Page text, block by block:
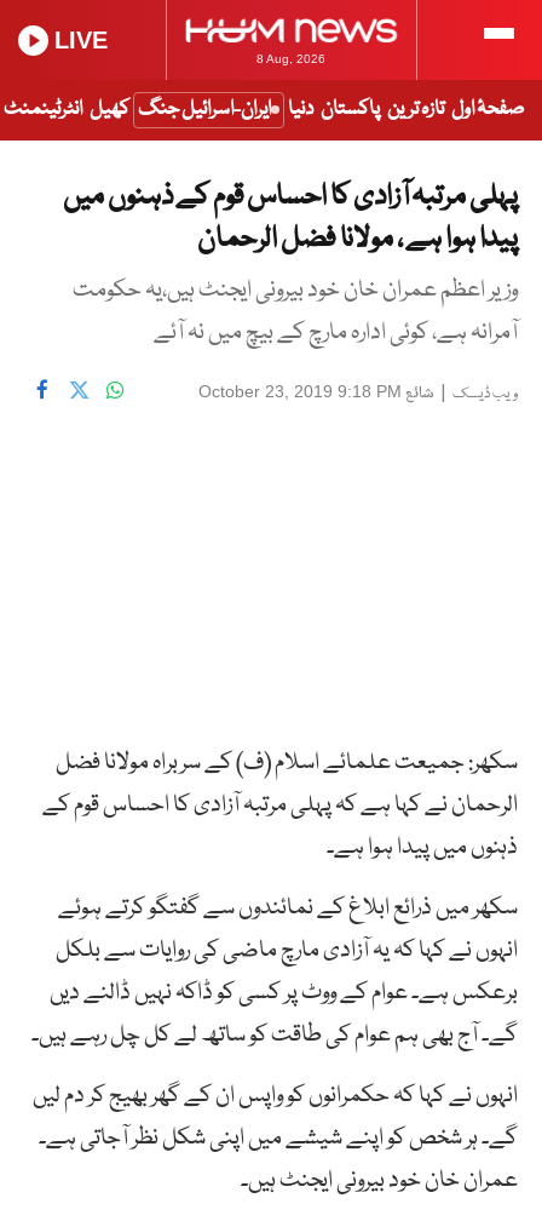
8 Aug, 2026
LIVE
صفحۂ اول تازہ ترین پاکستان دنیا ایران-اسرائیل جنگ کھیل انٹرٹینمنٹ
پہلی مرتبہ آزادی کا احساس قوم کے ذہنوں میں
پیدا ہوا ہے ، مولانا فضل الرحمان
وزیر اعظم عمران خان خود بیرونی ایجنٹ ہیں،یہ حکومت
آمرانہ ہے، کوئی ادارہ مارچ کے بیچ میں نہ آئے
ویب ڈیسک | شائع October 23, 2019 9:18 PM
سکھر: جمیعت علمائے اسلام (ف) کے سربراہ مولانا فضل
الرحمان نے کہا ہے کہ پہلی مرتبہ آزادی کا احساس قوم کے
ذہنوں میں پیدا ہوا ہے۔
سکھر میں ذرائع ابلاغ کے نمائندوں سے گفتگو کرتے ہوئے
انہوں نے کہا کہ یہ آزادی مارچ ماضی کی روایات سے بلکل
برعکس ہے۔ عوام کے ووٹ پر کسی کو ڈاکہ نہیں ڈالنے دیں
گے۔ آج بھی ہم عوام کی طاقت کو ساتھ لے کل چل رہے ہیں۔
انہوں نے کہا کہ حکمرانوں کو واپس ان کے گھر بھیج کر دم لیں
گے۔ ہر شخص کو اپنے شیشے میں اپنی شکل نظر آجاتی ہے۔
عمران خان خود بیرونی ایجنٹ ہیں۔